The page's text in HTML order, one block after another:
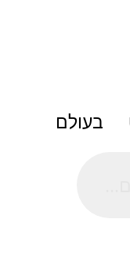
בעולם